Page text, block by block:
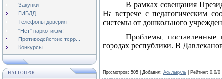
Закупки
ГИБДД
Телефоны доверия
"Нет" наркотикам!
Противодействие терр...
Конкурсы
НАШ ОПРОС
В рамках совещания
На встрече с педагогическим
системы от дошкольного
Проблемы, поставленные
городах республики. В
Просмотров: 505 | Добавил: Асылыкуль Рейтинг: 0.0/0